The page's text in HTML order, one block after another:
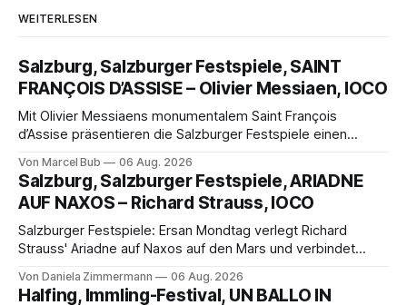
WEITERLESEN
Salzburg, Salzburger Festspiele, SAINT
FRANÇOIS D’ASSISE – Olivier Messiaen, IOCO
Mit Olivier Messiaens monumentalem Saint François
d’Assise präsentieren die Salzburger Festspiele einen
eine bildgewaltige Inszenierung, Maxime Pascal entfaltet
die komplexe Partitur eindrucksvoll, Philippe Sly berührt als
Franziskus.
Von Marcel Bub 06 Aug. 2026
Salzburg, Salzburger Festspiele, ARIADNE
AUF NAXOS – Richard Strauss, IOCO
Salzburger Festspiele: Ersan Mondtag verlegt Richard
Strauss' Ariadne auf Naxos auf den Mars und verbindet
Aufführung mit starken Solisten und den Wiener
Von Daniela Zimmermann 06 Aug. 2026
Halfing, Immling-Festival, UN BALLO IN